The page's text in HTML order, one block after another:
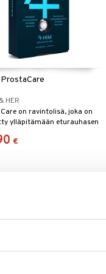
HER
on ravintolisä, joka on
ylläpitämään eturauhasen
toimintaa.
€